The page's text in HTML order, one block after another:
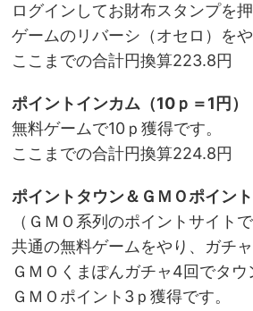
ログインしてお財布スタンプを押
ゲームのリバーシ（オセロ）を
ここまでの合計円換算223.8円
ポイントインカム（10ｐ＝1円）
無料ゲームで10ｐ獲得です。
ここまでの合計円換算224.8円
ポイントタウン＆ＧＭＯポイント
（ＧＭＯ系列のポイントサイト
共通の無料ゲームをやり、ガチ
ＧＭＯくまぽんガチャ4回でタ
ＧＭＯポイント3ｐ獲得です。